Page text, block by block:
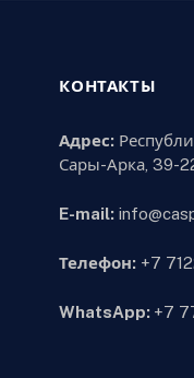
КОНТАКТЫ
Адрес:
Сары-Арка, 39-
E-mail:
Телефон: +7
WhatsApp: +7